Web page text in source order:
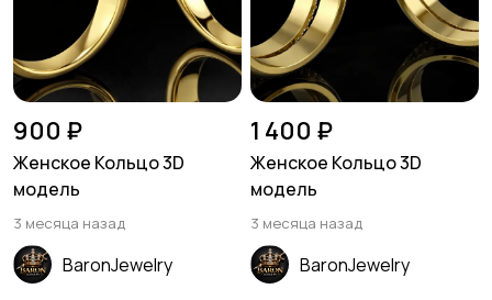
900 ₽
Женское Кольцо 3D
модель
3 месяца назад
BaronJewelry
1 400 ₽
Женское Кольцо 3D
модель
3 месяца назад
BaronJewelry